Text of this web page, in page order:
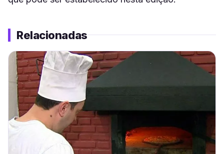
Relacionadas